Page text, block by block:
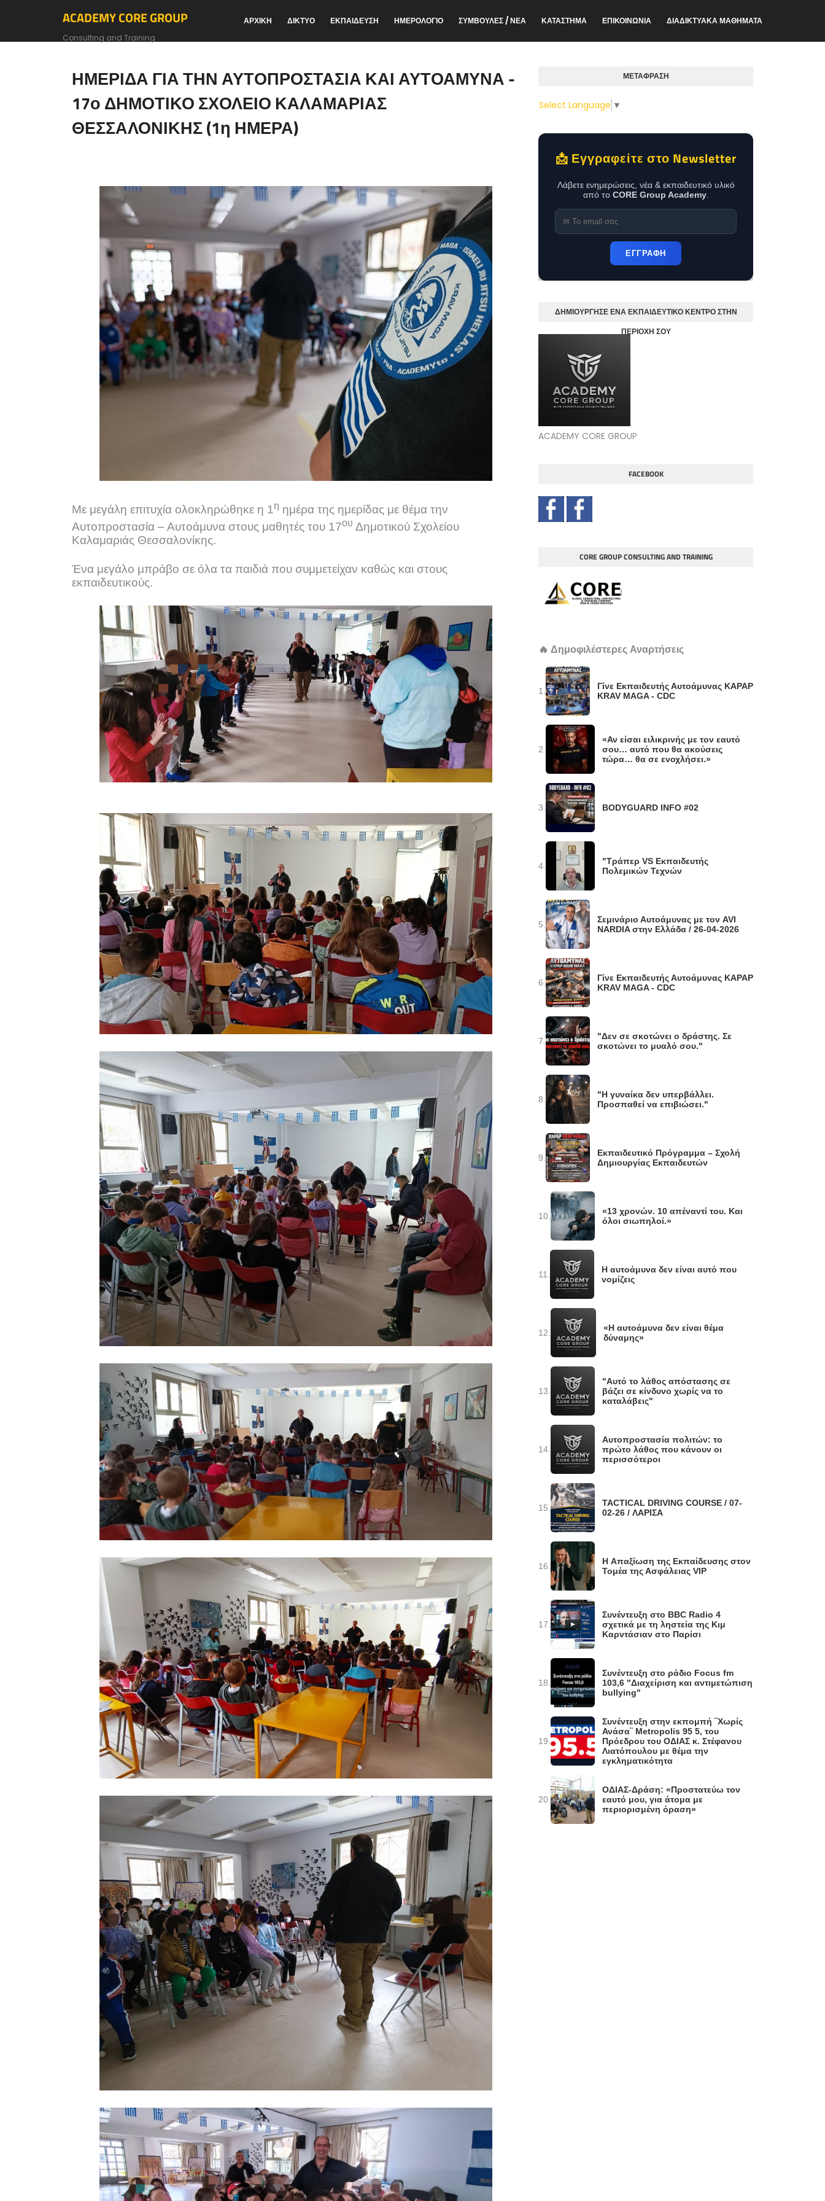
ACADEMY CORE GROUP
Consulting and Training
ΑΡΧΙΚΗ ΔΙΚΤΥΟ ΕΚΠΑΙΔΕΥΣΗ ΗΜΕΡΟΛΟΓΙΟ ΣΥΜΒΟΥΛΕΣ / ΝΕΑ ΚΑΤΑΣΤΗΜΑ ΕΠΙΚΟΙΝΩΝΙΑ ΔΙΑΔΙΚΤΥΑΚΑ ΜΑΘΗΜΑΤΑ
ΗΜΕΡΙΔΑ ΓΙΑ ΤΗΝ ΑΥΤΟΠΡΟΣΤΑΣΙΑ ΚΑΙ ΑΥΤΟΑΜΥΝΑ -
17ο ΔΗΜΟΤΙΚΟ ΣΧΟΛΕΙΟ ΚΑΛΑΜΑΡΙΑΣ
ΘΕΣΣΑΛΟΝΙΚΗΣ (1η ΗΜΕΡΑ)
Με μεγάλη επιτυχία ολοκληρώθηκε η 1η ημέρα της ημερίδας με θέμα την
Αυτοπροστασία – Αυτοάμυνα στους μαθητές του 17ου Δημοτικού Σχολείου
Καλαμαριάς Θεσσαλονίκης.
Ένα μεγάλο μπράβο σε όλα τα παιδιά που συμμετείχαν καθώς και στους
εκπαιδευτικούς.
ΜΕΤΑΦΡΑΣΗ
Select Language ▼
📩 Εγγραφείτε στο Newsletter
Λάβετε ενημερώσεις, νέα & εκπαιδευτικό υλικό
από το CORE Group Academy.
ΕΓΓΡΑΦΗ
ΔΗΜΙΟΥΡΓΗΣΕ ΕΝΑ ΕΚΠΑΙΔΕΥΤΙΚΟ ΚΕΝΤΡΟ ΣΤΗΝ
ΠΕΡΙΟΧΗ ΣΟΥ
ACADEMY CORE GROUP
FACEBOOK
CORE GROUP CONSULTING AND TRAINING
🔥 Δημοφιλέστερες Αναρτήσεις
1.
Γίνε Εκπαιδευτής Αυτοάμυνας KAPAP
KRAV MAGA - CDC
2.
«Αν είσαι ειλικρινής με τον εαυτό
σου… αυτό που θα ακούσεις
τώρα… θα σε ενοχλήσει.»
3. BODYGUARD INFO #02
4.
"Τράπερ VS Εκπαιδευτής
Πολεμικών Τεχνών
5.
Σεμινάριο Αυτοάμυνας με τον AVI
NARDIA στην Ελλάδα / 26-04-2026
6.
Γίνε Εκπαιδευτής Αυτοάμυνας KAPAP
KRAV MAGA - CDC
7.
"Δεν σε σκοτώνει ο δράστης. Σε
σκοτώνει το μυαλό σου."
8.
"Η γυναίκα δεν υπερβάλλει.
Προσπαθεί να επιβιώσει."
9.
Εκπαιδευτικό Πρόγραμμα – Σχολή
Δημιουργίας Εκπαιδευτών
10.
«13 χρονών. 10 απέναντί του. Και
όλοι σιωπηλοί.»
11.
Η αυτοάμυνα δεν είναι αυτό που
νομίζεις
12.
«Η αυτοάμυνα δεν είναι θέμα
δύναμης»
13.
"Αυτό το λάθος απόστασης σε
βάζει σε κίνδυνο χωρίς να το
καταλάβεις"
14.
Αυτοπροστασία πολιτών: το
πρώτο λάθος που κάνουν οι
περισσότεροι
15.
TACTICAL DRIVING COURSE / 07-
02-26 / ΛΑΡΙΣΑ
16.
H Απαξίωση της Εκπαίδευσης στον
Τομέα της Ασφάλειας VIP
17.
Συνέντευξη στο BBC Radio 4
σχετικά με τη ληστεία της Κιμ
Καρντάσιαν στο Παρίσι
18.
Συνέντευξη στο ράδιο Focus fm
103,6 "Διαχείριση και αντιμετώπιση
bullying"
19.
Συνέντευξη στην εκπομπή ¨Χωρίς
Ανάσα¨ Metropolis 95 5, του
Πρόεδρου του ΟΔΙΑΣ κ. Στέφανου
Λιατόπουλου με θέμα την
εγκληματικότητα
20.
ΟΔΙΑΣ-Δράση: «Προστατεύω τον
εαυτό μου, για άτομα με
περιορισμένη όραση»